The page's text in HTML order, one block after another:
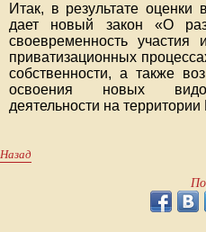
Итак, в результате оценки
дает новый закон «О
своевременность участия
приватизационных
собственности, а также
освоения новых видов
деятельности на территории
Назад